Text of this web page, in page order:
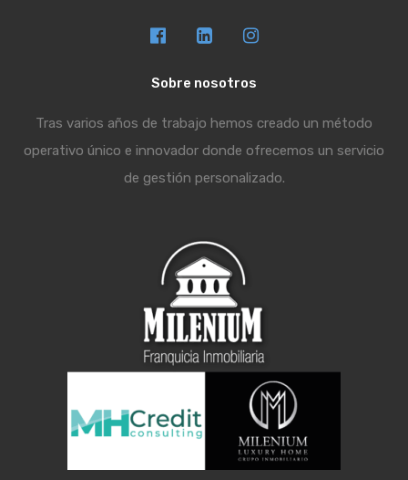
Sobre nosotros
Tras varios años de trabajo hemos creado un método
operativo único e innovador donde ofrecemos un servicio
de gestión personalizado.